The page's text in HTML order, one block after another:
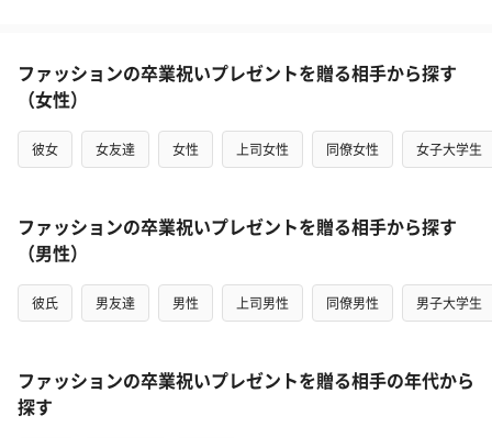
ファッションの卒業祝いプレゼントを贈る相手から探す
（女性）
彼女 女友達 女性 上司女性 同僚女性 女子大学生
ファッションの卒業祝いプレゼントを贈る相手から探す
（男性）
彼氏 男友達 男性 上司男性 同僚男性 男子大学生
ファッションの卒業祝いプレゼントを贈る相手の年代から
探す